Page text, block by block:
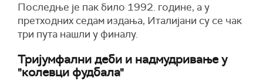
Последње је пак било 1992. године, а у
претходних седам издања, Италијани су се чак
три пута нашли у финалу.
Тријумфални деби и надмудривање у
"колевци фудбала"